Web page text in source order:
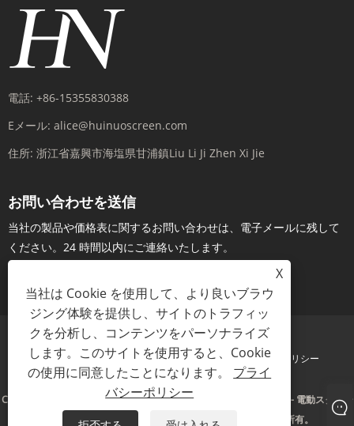
電話: +86-15355830388
Eメール: alice@huinuoscreen.com
住所: 浙江省嘉興市海塩県甘浦鎮Liu Li Ji Zhen Xi Jie
お問い合わせを送信
当社の製品や価格表に関するお問い合わせは、電子メールに残して
ください。24 時間以内にご連絡いたします。
Links Sitemap RSS XML プライバシーポリシー
Copyright © 2023 Zhejiang Huinuo Intelligent Technology Co., Ltd. - 電動スクリー
ン、三脚スクリーン、固定フレームスクリーン - 全著作権所有。
X
当社は Cookie を使用して、より良いブラウ
ジング体験を提供し、サイトのトラフィッ
クを分析し、コンテンツをパーソナライズ
します。このサイトを使用すると、Cookie
の使用に同意したことになります。 プライ
バシーポリシー